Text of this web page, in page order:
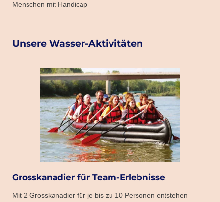
Menschen mit Handicap
Unsere Wasser-Aktivitäten
Grosskanadier für Team-Erlebnisse
Mit 2 Grosskanadier für je bis zu 10 Personen entstehen